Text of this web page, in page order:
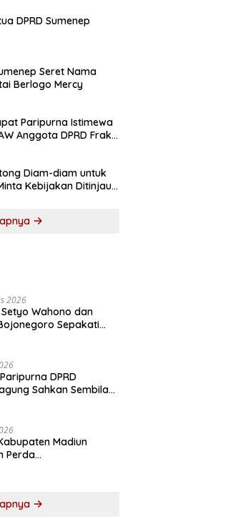
DPRD Sumenep
Seret Nama
Berlogo Mercy
Paripurna Istimewa
Anggota DPRD Fraksi
Diam-diam untuk
Kebijakan Ditinjau
2026
Wahono dan
Sepakati
DPRD
Sahkan Sembilan
Madiun
Perda